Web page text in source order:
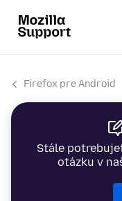
Firefox pre Android
Stále
otázku v